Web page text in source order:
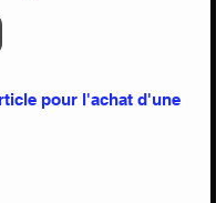
pour l'achat d'une